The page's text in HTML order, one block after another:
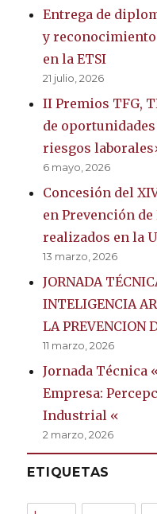
Entrega de
y
en la ETSI
21 julio, 2026
II Premios TFG,
de
riesgos
6 mayo, 2026
Concesión del
en Prevención
realizados en la
13 marzo, 2026
JORNADA
INTELIGENCIA
LA PREVENCION
11 marzo, 2026
Jornada Técnica
Empresa:
Industrial «
2 marzo, 2026
ETIQUETAS